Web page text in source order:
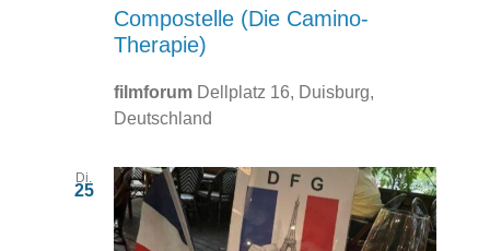
Compostelle (Die Camino-
Therapie)
filmforum Dellplatz 16, Duisburg,
Deutschland
Di.
25